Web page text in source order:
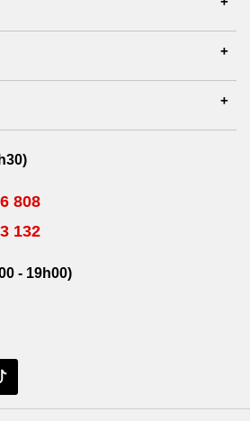
808
132
- 19h00)